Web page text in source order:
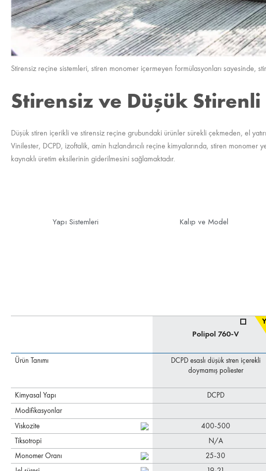
Stirensiz reçine sistemleri, stiren monomer içermeyen formülasyonları sayesinde,
Stirensiz ve Düşük
Düşük stiren içerikli ve stirensiz reçine grubundaki ürünler sürekli çekmeden, el
Vinilester, DCPD, izoftalik, amin hızlandırıcılı reçine kimyalarında, stiren
kaynaklı üretim eksilerinin giderilmesini sağlamaktadır.
Yapı Sistemleri Kalıp ve Model
Ürün Tanımı
Kimyasal Yapı
Modifikasyonlar
Viskozite
Tiksotropi
Monomer Oranı
Polipol 760-V
DCPD esaslı düşük stren içerekli
doymamış poliester
DCPD
400-500
N/A
25-30